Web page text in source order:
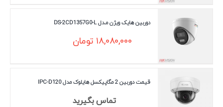
دوربین هایک ویژن مـدل DS-2CD1357G0-L
۱۸,۰۸۰,۰۰۰ تومان
قیمت دوربین 2 مگاپیکسل هایلوک مدل IPC-D120
تماس بگیرید